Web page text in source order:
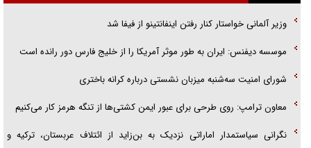
گفتگوی دکتر اخوان مدیرمسئول روزنامه جوان با برنامه تلویزیونی «نبرد
هرمز»
امام حسین (ع) کشته سیرت‌های عصر جاهلی شد
فریاد‌ها و ناله‌های دوستان مبارزدلم را آتش می‌زد
وزیر آلمانی خواستار کنار رفتن اینفانتینو از فیفا شد
موسسه دیفنس: ایران به طور موثر آمریکا را از خلیج فارس دور رانده است
شورای امنیت سه‌شنبه میزبان نشستی درباره کرانه باختری
معاون ترامپ: روی طرحی برای عبور ایمن کشتی‌ها از تنگه هرمز کار می‌کنیم
نگرانی سیاستمدار اماراتی نزدیک به بن‌زاید از ائتلاف عربستان، ترکیه و